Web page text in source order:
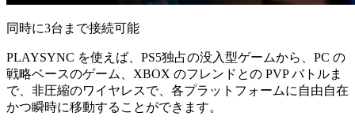
同時に3台まで接続可能
PLAYSYNC を使えば、PS5独占の没入型ゲームから、PC の
戦略ベースのゲーム、XBOX のフレンドとの PVP バトルま
で、非圧縮のワイヤレスで、各プラットフォームに自由自在
かつ瞬時に移動することができます。